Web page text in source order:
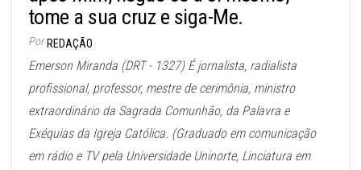
tome a sua cruz e siga-Me.
Por REDAÇÃO
Emerson Miranda (DRT - 1327) É jornalista, radialista
profissional, professor, mestre de cerimônia, ministro
extraordinário da Sagrada Comunhão, da Palavra e
Exéquias da Igreja Católica. (Graduado em comunicação
em rádio e TV pela Universidade Uninorte, Linciatura em